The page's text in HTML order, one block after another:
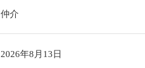
仲介
2026年8月13日